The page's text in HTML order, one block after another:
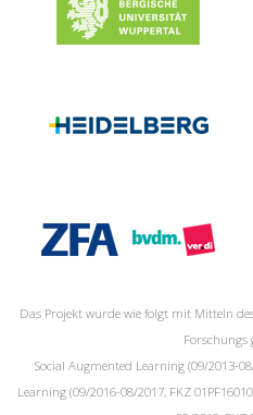
Das Projekt wurde wie folgt mit Mitteln
Forschungs
Social Augmented Learning (09/2013-
Learning (09/2016-08/2017, FKZ